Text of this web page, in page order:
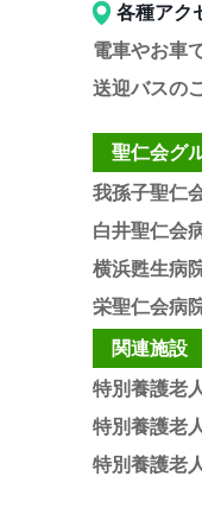
各種アク
電車やお車
送迎バスの
聖仁会グ
我孫子聖仁
白井聖仁会
横浜甦生病
栄聖仁会病
関連施設
特別養護老
特別養護老
特別養護老